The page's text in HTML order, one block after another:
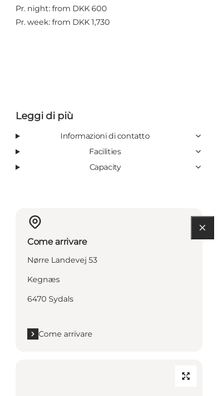
Pr. night: from DKK 600
Pr. week: from DKK 1,730
Leggi di più
Informazioni di contatto
Facilities
Capacity
Come arrivare
Nørre Landevej 53
Kegnæs
6470 Sydals
Come arrivare